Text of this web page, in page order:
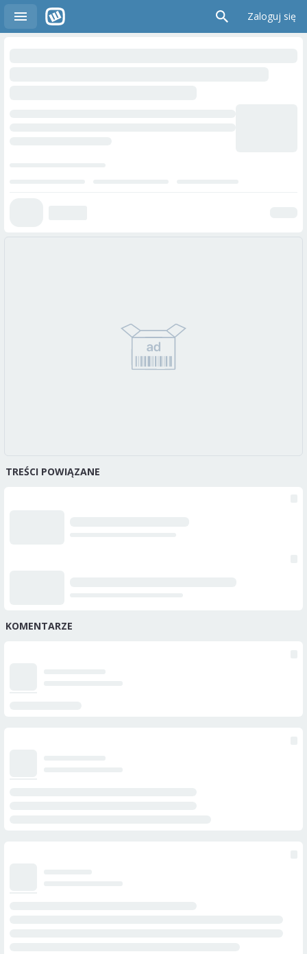
Zaloguj się
TREŚCI POWIĄZANE
KOMENTARZE